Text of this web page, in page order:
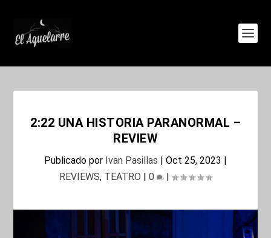
2:22 UNA HISTORIA PARANORMAL –
REVIEW
Publicado por Ivan Pasillas | Oct 25, 2023 |
REVIEWS, TEATRO | 0 |